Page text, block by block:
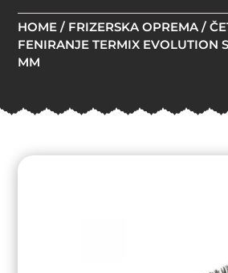
HOME / FRIZERSKA OPREMA /
FENIRANJE TERMIX EVOLUTION
MM